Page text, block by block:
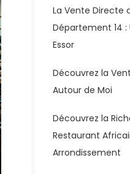
La Vente Directe
Département 14
Essor
Découvrez la
Autour de Moi
Découvrez la
Restaurant
Arrondissement